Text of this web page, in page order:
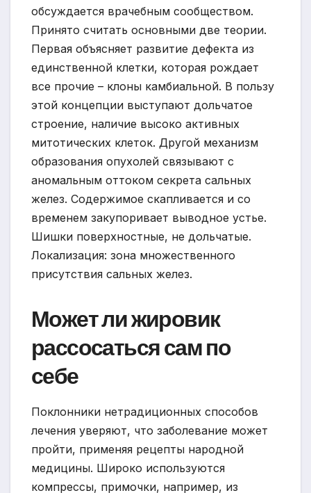
обсуждается врачебным сообществом.
Принято считать основными две теории.
Первая объясняет развитие дефекта из
единственной клетки, которая рождает
все прочие – клоны камбиальной. В пользу
этой концепции выступают дольчатое
строение, наличие высоко активных
митотических клеток. Другой механизм
образования опухолей связывают с
аномальным оттоком секрета сальных
желез. Содержимое скапливается и со
временем закупоривает выводное устье.
Шишки поверхностные, не дольчатые.
Локализация: зона множественного
присутствия сальных желез.
Может ли жировик
рассосаться сам по
себе
Поклонники нетрадиционных способов
лечения уверяют, что заболевание может
пройти, применяя рецепты народной
медицины. Широко используются
компрессы, примочки, например, из